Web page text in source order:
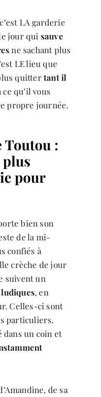
LA garderie
jour qui sauve
ne sachant plus
LE lieu que
quittertant il
ce qu’il vous
propre journée.
Toutou :
plus
pour
bien son
de la mi-
confiés à
crèche de jour
suivent un
, en
Celles-ci sont
particuliers.
dans un coin et
de sa